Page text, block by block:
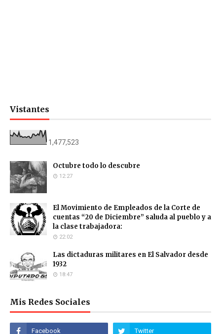
Vistantes
1,477,523
Octubre todo lo descubre
12:27
El Movimiento de Empleados de la Corte de
cuentas “20 de Diciembre” saluda al pueblo y a
la clase trabajadora:
22:02
Las dictaduras militares en El Salvador desde
1932
18:47
Mis Redes Sociales